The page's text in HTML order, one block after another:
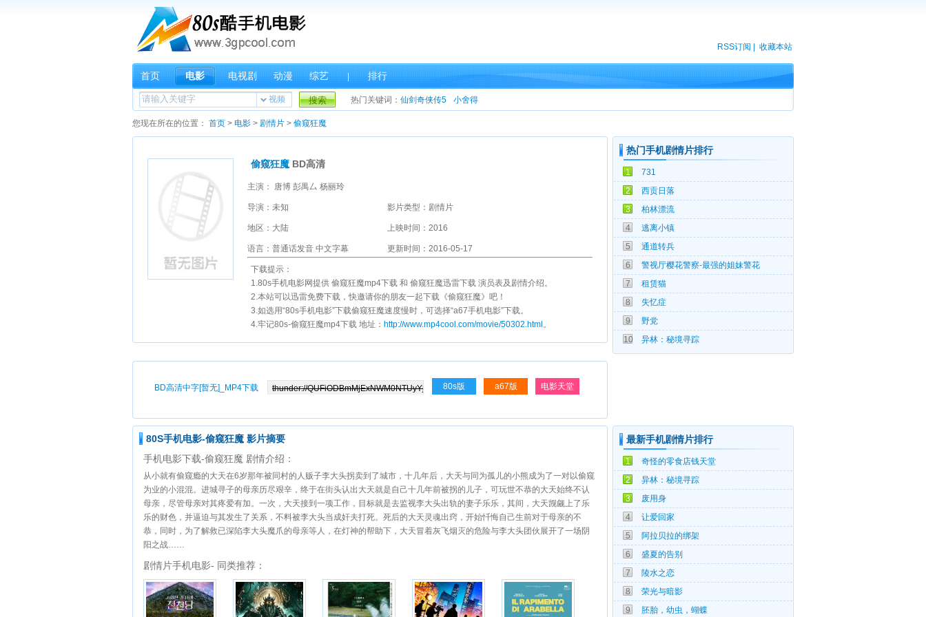
RSS订阅 收藏本站
首页 电影 电视剧 动漫 综艺 排行
视频 搜索 热门关键词： 仙剑奇侠传5 小舍得
您现在所在的位置： 首页 > 电影 > 剧情片 > 偷窥狂魔
偷窥狂魔 BD高清
主演： 唐博 彭禺厶 杨丽玲
导演：未知 影片类型：剧情片
地区：大陆 上映时间：2016
语言：普通话发音 中文字幕 更新时间：2016-05-17
下载提示：
1.80s手机电影网提供 偷窥狂魔mp4下载 和 偷窥狂魔迅雷下载 演员表及剧情介绍。
2.本站可以迅雷免费下载，快邀请你的朋友一起下载《偷窥狂魔》吧！
3.如选用“80s手机电影”下载偷窥狂魔速度慢时，可选择“a67手机电影”下载。
4.牢记80s-偷窥狂魔mp4下载 地址： http://www.mp4cool.com/movie/50302.html 。
热门手机剧情片排行
1 731
2 西贡日落
3 柏林漂流
4 逃离小镇
5 通道转兵
6 警视厅樱花警察-最强的姐妹警花
7 租赁猫
8 失忆症
9 野党
10 异林：秘境寻踪
BD高清中字[暂无]_MP4下载 80s版 a67版 电影天堂
最新手机剧情片排行
1 奇怪的零食店钱天堂
2 异林：秘境寻踪
3 废用身
4 让爱回家
5 阿拉贝拉的绑架
6 盛夏的告别
7 陵水之恋
8 荣光与暗影
9 胚胎，幼虫，蝴蝶
80S手机电影-偷窥狂魔 影片摘要
手机电影下载-偷窥狂魔 剧情介绍：
从小就有偷窥瘾的大天在6岁那年被同村的人贩子李大头拐卖到了城市，十几年后，大天与同为孤儿的小熊成为了一对以偷窥
为业的小混混。进城寻子的母亲历尽艰辛，终于在街头认出大天就是自己十几年前被拐的儿子，可玩世不恭的大天始终不认
母亲，尽管母亲对其疼爱有加。一次，大天接到一项工作，目标就是去监视李大头出轨的妻子乐乐，其间，大天觊觎上了乐
乐的财色，并逼迫与其发生了关系，不料被李大头当成奸夫打死。死后的大天灵魂出窍，开始忏悔自己生前对于母亲的不
恭，同时，为了解救已深陷李大头魔爪的母亲等人，在灯神的帮助下，大天冒着灰飞烟灭的危险与李大头团伙展开了一场阴
阳之战……
剧情片手机电影- 同类推荐：